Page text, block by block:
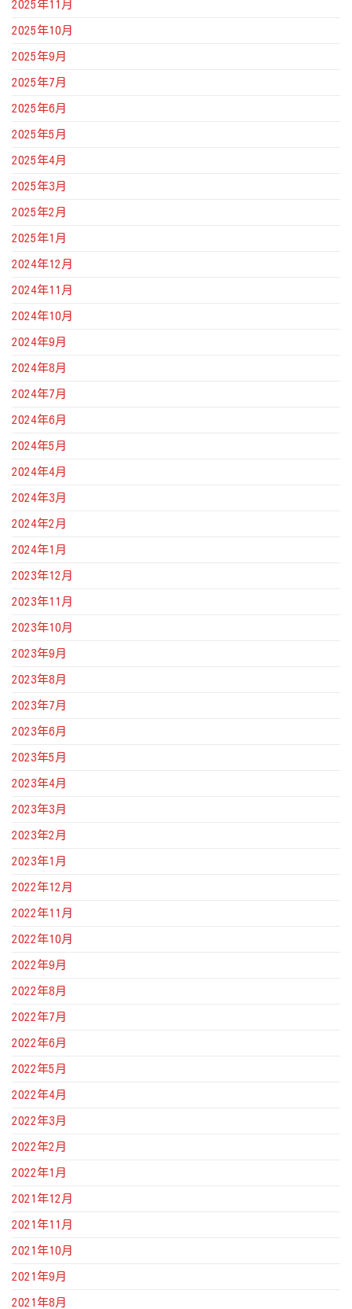
2025年11月
2025年10月
2025年9月
2025年7月
2025年6月
2025年5月
2025年4月
2025年3月
2025年2月
2025年1月
2024年12月
2024年11月
2024年10月
2024年9月
2024年8月
2024年7月
2024年6月
2024年5月
2024年4月
2024年3月
2024年2月
2024年1月
2023年12月
2023年11月
2023年10月
2023年9月
2023年8月
2023年7月
2023年6月
2023年5月
2023年4月
2023年3月
2023年2月
2023年1月
2022年12月
2022年11月
2022年10月
2022年9月
2022年8月
2022年7月
2022年6月
2022年5月
2022年4月
2022年3月
2022年2月
2022年1月
2021年12月
2021年11月
2021年10月
2021年9月
2021年8月